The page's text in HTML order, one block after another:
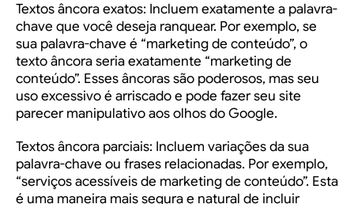
Textos âncora exatos: Incluem exatamente a palavra-
chave que você deseja ranquear. Por exemplo, se
sua palavra-chave é “marketing de conteúdo”, o
texto âncora seria exatamente “marketing de
conteúdo”. Esses âncoras são poderosos, mas seu
uso excessivo é arriscado e pode fazer seu site
parecer manipulativo aos olhos do Google.
Textos âncora parciais: Incluem variações da sua
palavra-chave ou frases relacionadas. Por exemplo,
“serviços acessíveis de marketing de conteúdo”. Esta
é uma maneira mais segura e natural de incluir